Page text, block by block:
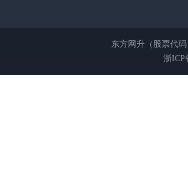
东方网升（股票代
浙ICP